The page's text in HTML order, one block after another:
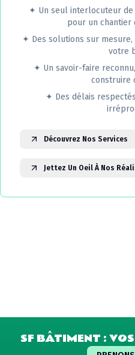
✦ Un seul interlocuteur
pour un chantier
✦ Des solutions sur
votre
✦ Un savoir-faire
construire
✦ Des délais
Découvrez Nos Services
Jettez Un Oeil À Nos
SF BÂTIMENT :